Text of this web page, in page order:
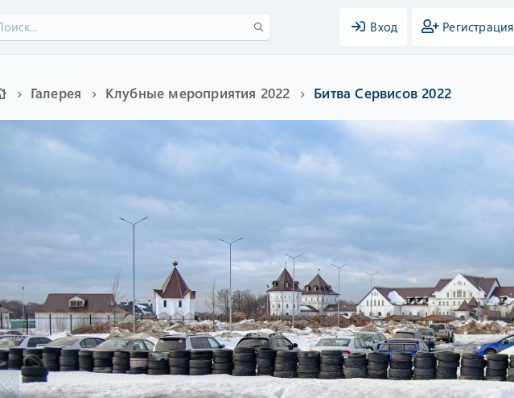
Вход Регистрация
Галерея Клубные мероприятия 2022 Битва Сервисов 2022